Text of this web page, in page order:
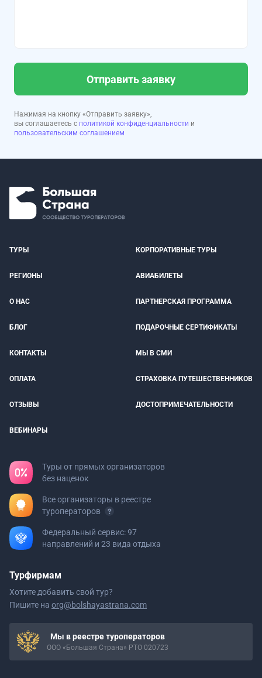
Отправить заявку
Нажимая на кнопку «Отправить заявку»,
вы соглашаетесь с политикой конфиденциальности и
пользовательским соглашением
ТУРЫ КОРПОРАТИВНЫЕ ТУРЫ
РЕГИОНЫ АВИАБИЛЕТЫ
О НАС ПАРТНЕРСКАЯ ПРОГРАММА
БЛОГ ПОДАРОЧНЫЕ СЕРТИФИКАТЫ
КОНТАКТЫ МЫ В СМИ
ОПЛАТА СТРАХОВКА ПУТЕШЕСТВЕННИКОВ
ОТЗЫВЫ ДОСТОПРИМЕЧАТЕЛЬНОСТИ
ВЕБИНАРЫ
Туры от прямых организаторов
без наценок
Все организаторы в реестре
туроператоров
Федеральный сервис: 97
направлений и 23 вида отдыха
Турфирмам
Хотите добавить свой тур?
Пишите на org@bolshayastrana.com
Мы в реестре туроператоров
ООО «Большая Страна» РТО 020723